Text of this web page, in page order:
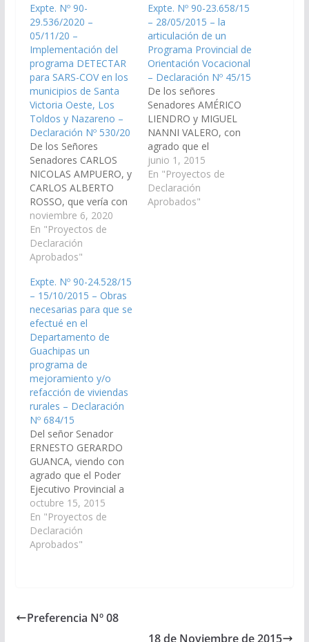
Expte. Nº 90-
29.536/2020 –
05/11/20 –
Implementación del
programa DETECTAR
para SARS-COV en los
municipios de Santa
Victoria Oeste, Los
Toldos y Nazareno –
Declaración Nº 530/20
De los Señores
Senadores CARLOS
NICOLAS AMPUERO, y
CARLOS ALBERTO
ROSSO, que vería con
agrado que el Poder
Ejecutivo a través del
Ministerio de Salud
Pública de la Provincia,
necesarias, para la
implementación del
programa DETECTAR
para SARS-COV en los
municipios de Santa
Victoria Oeste, Los
Toldos…
noviembre 6, 2020
En "Proyectos de
Declaración
Aprobados"
Expte. Nº 90-23.658/15
– 28/05/2015 – la
articulación de un
Programa Provincial de
Orientación Vocacional
– Declaración Nº 45/15
De los señores
Senadores AMÉRICO
LIENDRO y MIGUEL
NANNI VALERO, con
agrado que el
Ministerio de
Educación, Ciencia y
Tecnología de la
Provincia de Salta en
junio 1, 2015
En "Proyectos de
Declaración
Aprobados"
Expte. Nº 90-24.528/15
– 15/10/2015 – Obras
necesarias para que se
efectué en el
Departamento de
Guachipas un
programa de
mejoramiento y/o
refacción de viviendas
rurales – Declaración
Nº 684/15
Del señor Senador
ERNESTO GERARDO
GUANCA, viendo con
agrado que el Poder
Ejecutivo Provincial a
través del Ministerio de
Economía,
Infraestructura y
Servicios Públicos,
Presupuesto 2.016, las
octubre 15, 2015
En "Proyectos de
Declaración
Aprobados"
Preferencia Nº 08
18 de Noviembre de 2015